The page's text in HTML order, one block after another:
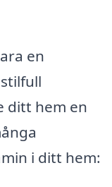
en
ditt hem en
i ditt hem: